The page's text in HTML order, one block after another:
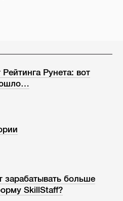
Рунета: вот
зарабатывать больше
SkillStaff?